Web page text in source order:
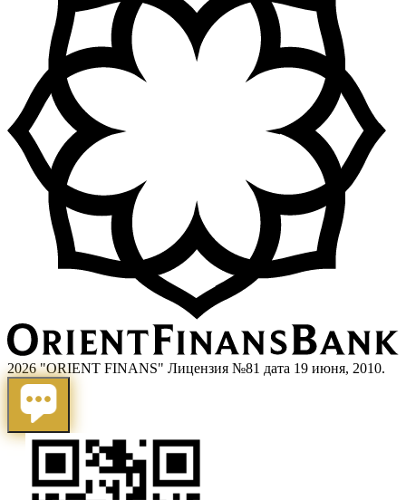
2026 "ORIENT FINANS" Лицензия №81 дата 19 июня, 2010.